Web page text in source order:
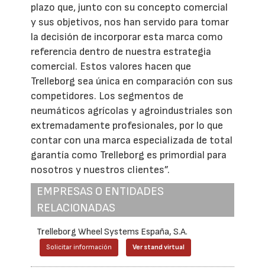
plazo que, junto con su concepto comercial
y sus objetivos, nos han servido para tomar
la decisión de incorporar esta marca como
referencia dentro de nuestra estrategia
comercial. Estos valores hacen que
Trelleborg sea única en comparación con sus
competidores. Los segmentos de
neumáticos agrícolas y agroindustriales son
extremadamente profesionales, por lo que
contar con una marca especializada de total
garantía como Trelleborg es primordial para
nosotros y nuestros clientes”.
EMPRESAS O ENTIDADES
RELACIONADAS
Trelleborg Wheel Systems España, S.A.
Solicitar información Ver stand virtual